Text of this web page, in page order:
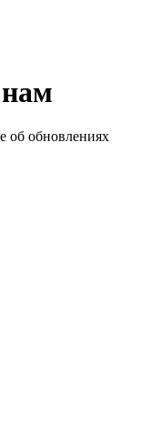
об обновлениях